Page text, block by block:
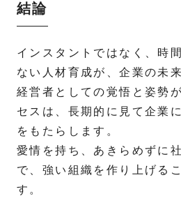
結論
インスタントではなく、時
ない人材育成が、企業の未
経営者としての覚悟と姿勢
セスは、長期的に見て企業
をもたらします。
愛情を持ち、あきらめずに
で、強い組織を作り上げる
す。